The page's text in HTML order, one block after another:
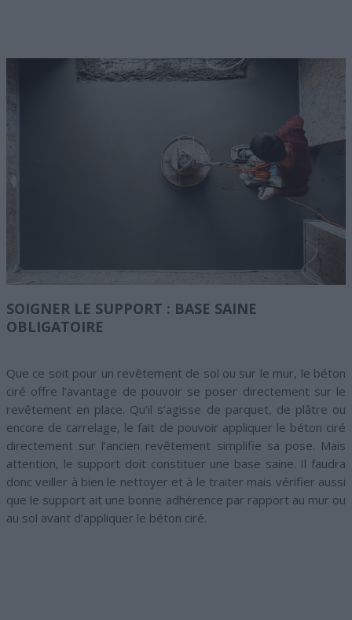
SOIGNER LE SUPPORT : BASE SAINE
OBLIGATOIRE
Que ce soit pour un revêtement de sol ou sur le mur, le béton
ciré offre l’avantage de pouvoir se poser directement sur le
revêtement en place. Qu’il s’agisse de parquet, de plâtre ou
encore de carrelage, le fait de pouvoir appliquer le béton ciré
directement sur l’ancien revêtement simplifie sa pose. Mais
attention, le support doit constituer une base saine. Il faudra
donc veiller à bien le nettoyer et à le traiter mais vérifier aussi
que le support ait une bonne adhérence par rapport au mur ou
au sol avant d’appliquer le béton ciré.